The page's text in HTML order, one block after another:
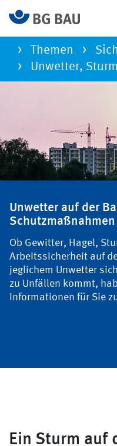
Themen
Unwetter,
Unwetter, Sturm
Unwetter auf der
Schutzmaßnahmen
Ob Gewitter, Hagel,
Arbeitssicherheit auf
jeglichem Unwetter
zu Unfällen kommt,
Informationen für Sie
Ein Sturm